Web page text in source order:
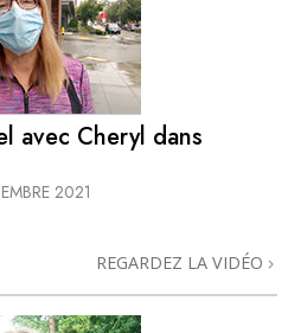
avec Cheryl dans
2021
REGARDEZ LA VIDÉO